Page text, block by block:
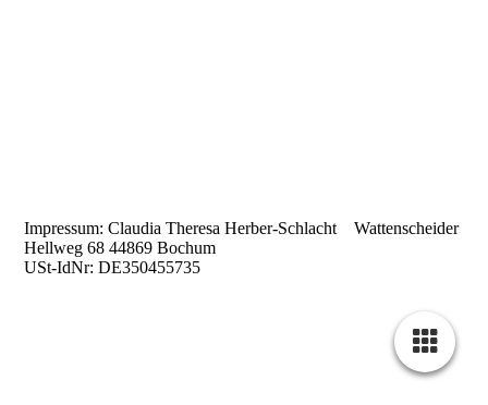
Impressum: Claudia Theresa Herber-Schlacht Wattenscheider
Hellweg 68 44869 Bochum
USt-IdNr: DE350455735